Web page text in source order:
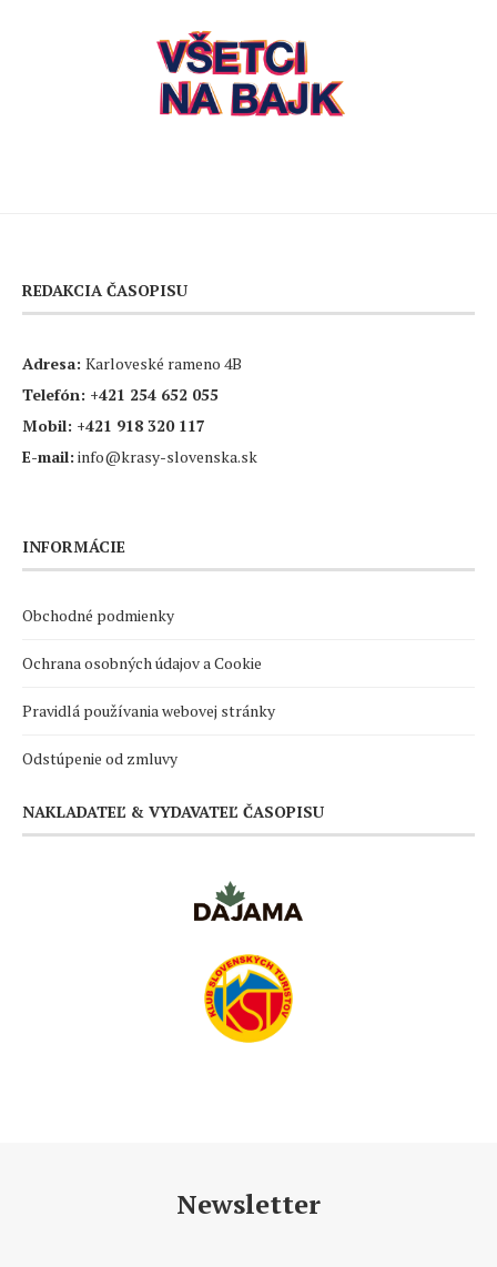
REDAKCIA ČASOPISU
Adresa: Karloveské rameno 4B
Telefón: +421 254 652 055
Mobil: +421 918 320 117
E-mail: info@krasy-slovenska.sk
INFORMÁCIE
Obchodné podmienky
Ochrana osobných údajov a Cookie
Pravidlá používania webovej stránky
Odstúpenie od zmluvy
NAKLADATEĽ & VYDAVATEĽ ČASOPISU
Newsletter